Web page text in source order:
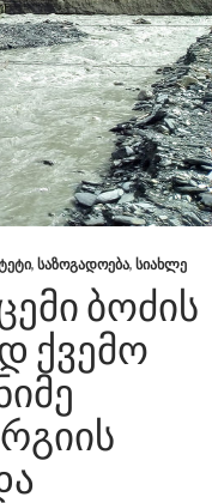
, ᲡᲐᲖᲝᲒᲐᲓᲝᲔᲑᲐ, ᲡᲘᲐᲮᲚᲔ
ᲑᲝᲫᲘᲡ
ᲥᲕᲔᲛᲝ